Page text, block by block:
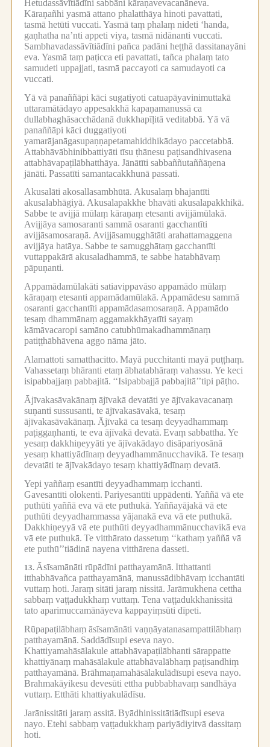
Hetudassāvītiādīni sabbāni kāraṇavevacanāneva.
Kāraṇañhi yasmā attano phalatthāya hinoti pavattati,
tasmā hetūti vuccati. Yasmā taṃ phalaṃ nideti ‘handa,
gaṇhatha na’nti appeti viya, tasmā nidānanti vuccati.
Sambhavadassāvītiādīni pañca padāni heṭṭhā dassitanayāni
eva. Yasmā taṃ paṭicca eti pavattati, tañca phalaṃ tato
samudeti uppajjati, tasmā paccayoti ca samudayoti ca
vuccati.
Yā vā panaññāpi kāci sugatiyoti catuapāyavinimuttakā
uttaramātādayo appesakkhā kapaṇamanussā ca
dullabhaghāsacchādanā dukkhapīḷitā veditabbā. Yā vā
panaññāpi kāci duggatiyoti
yamarājanāgasupaṇṇapetamahiddhikādayo paccetabbā.
Attabhāvābhinibbattiyāti tīsu ṭhānesu paṭisandhivasena
attabhāvapaṭilābhatthāya. Jānātīti sabbaññutaññāṇena
jānāti. Passatīti samantacakkhunā passati.
Akusalāti akosallasambhūtā. Akusalaṃ bhajantīti
akusalabhāgiyā. Akusalapakkhe bhavāti akusalapakkhikā.
Sabbe te avijjā mūlaṃ kāraṇaṃ etesanti avijjāmūlakā.
Avijjāya samosaranti sammā osaranti gacchantīti
avijjāsamosaraṇā. Avijjāsamugghātāti arahattamaggena
avijjāya hatāya. Sabbe te samugghātaṃ gacchantīti
vuttappakārā akusaladhammā, te sabbe hatabhāvaṃ
pāpuṇanti.
Appamādamūlakāti satiavippavāso appamādo mūlaṃ
kāraṇaṃ etesanti appamādamūlakā. Appamādesu sammā
osaranti gacchantīti appamādasamosaraṇā. Appamādo
tesaṃ dhammānaṃ aggamakkhāyatīti sayaṃ
kāmāvacaropi samāno catubhūmakadhammānaṃ
patiṭṭhābhāvena aggo nāma jāto.
Alamattoti samatthacitto. Mayā pucchitanti mayā puṭṭhaṃ.
Vahassetaṃ bhāranti etaṃ ābhatabhāraṃ vahassu. Ye keci
isipabbajjaṃ pabbajitā. ‘‘Isipabbajjā pabbajitā’’tipi pāṭho.
Ājīvakasāvakānaṃ ājīvakā devatāti ye ājīvakavacanaṃ
suṇanti sussusanti, te ājīvakasāvakā, tesaṃ
ājīvakasāvakānaṃ. Ājīvakā ca tesaṃ deyyadhammaṃ
paṭiggaṇhanti, te eva ājīvakā devatā. Evaṃ sabbattha. Ye
yesaṃ dakkhiṇeyyāti ye ājīvakādayo disāpariyosānā
yesaṃ khattiyādīnaṃ deyyadhammānucchavikā. Te tesaṃ
devatāti te ājīvakādayo tesaṃ khattiyādīnaṃ devatā.
Yepi yaññaṃ esantīti deyyadhammaṃ icchanti.
Gavesantīti olokenti. Pariyesantīti uppādenti. Yaññā vā ete
puthūti yaññā eva vā ete puthukā. Yaññayājakā vā ete
puthūti deyyadhammassa yājanakā eva vā ete puthukā.
Dakkhiṇeyyā vā ete puthūti deyyadhammānucchavikā eva
vā ete puthukā. Te vitthārato dassetuṃ ‘‘kathaṃ yaññā vā
ete puthū’’tiādinā nayena vitthārena dasseti.
13. Āsīsamānāti rūpādīni patthayamānā. Itthattanti
itthabhāvañca patthayamānā, manussādibhāvaṃ icchantāti
vuttaṃ hoti. Jaraṃ sitāti jaraṃ nissitā. Jarāmukhena cettha
sabbaṃ vaṭṭadukkhaṃ vuttaṃ. Tena vaṭṭadukkhanissitā
tato aparimuccamānāyeva kappayiṃsūti dīpeti.
Rūpapaṭilābhaṃ āsīsamānāti vaṇṇāyatanasampattilābhaṃ
patthayamānā. Saddādīsupi eseva nayo.
Khattiyamahāsālakule attabhāvapaṭilābhanti sārappatte
khattiyānaṃ mahāsālakule attabhāvalābhaṃ paṭisandhiṃ
patthayamānā. Brāhmaṇamahāsālakulādīsupi eseva nayo.
Brahmakāyikesu devesūti ettha pubbabhavaṃ sandhāya
vuttaṃ. Etthāti khattiyakulādīsu.
Jarānissitāti jaraṃ assitā. Byādhinissitātiādīsupi eseva
nayo. Etehi sabbaṃ vaṭṭadukkhaṃ pariyādiyitvā dassitaṃ
hoti.